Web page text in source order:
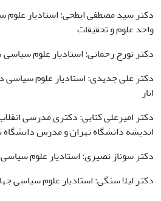
دکتر سید مصطفی ابطحی: استادیار علوم
واحد علوم و تحقیقات
دکتر تورج رحمانی: استادیار علوم سیاسی
دکتر علی جدیدی: استادیار علوم سیاسی
انار
دکتر امیرعلی کتابی: دکتری مدرسی
اندیشه دانشگاه تهران و مدرس دانشگاه
دکتر سوناز نصیری: استادیار علوم سیاسی
دکتر لیلا سنگی: استادیار علوم سیاسی